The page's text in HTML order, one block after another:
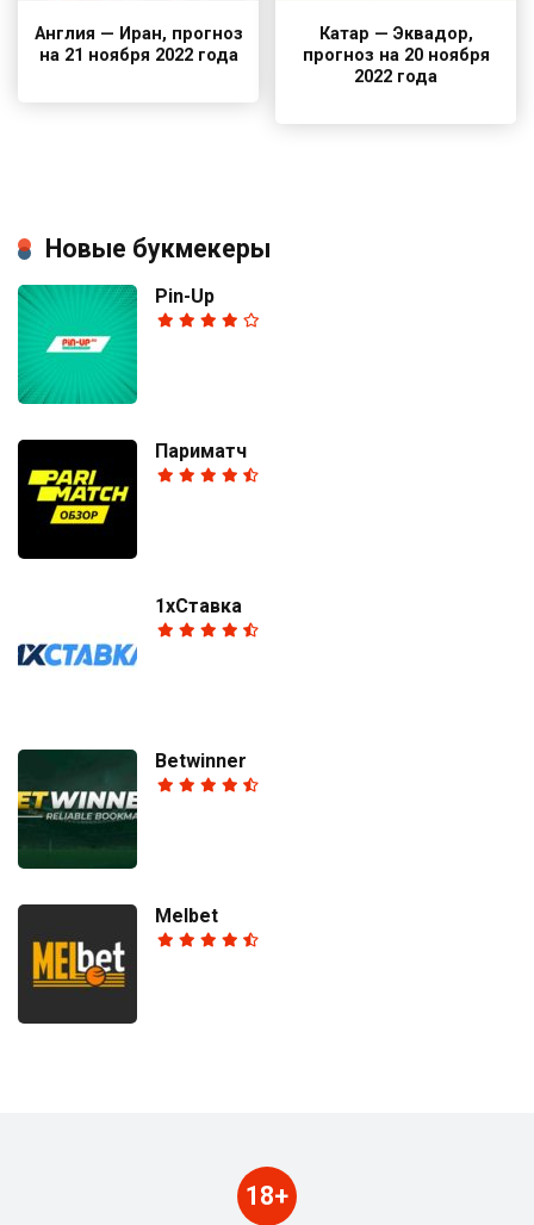
Англия — Иран, прогноз
на 21 ноября 2022 года
Катар — Эквадор,
прогноз на 20 ноября
2022 года
Новые букмекеры
Pin-Up
Париматч
1хСтавка
Betwinner
Melbet
18+